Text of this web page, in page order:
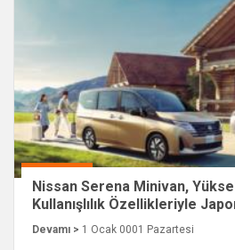
Nissan Serena Minivan,
Kullanışlılık Özellikleriyle
Devamı > 1 Ocak 0001 Pazartesi